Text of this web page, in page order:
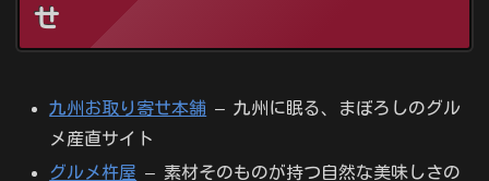
せ
九州お取り寄せ本舗 – 九州に眠る、まぼろしのグル
メ産直サイト
グルメ杵屋 – 素材そのものが持つ自然な美味しさの